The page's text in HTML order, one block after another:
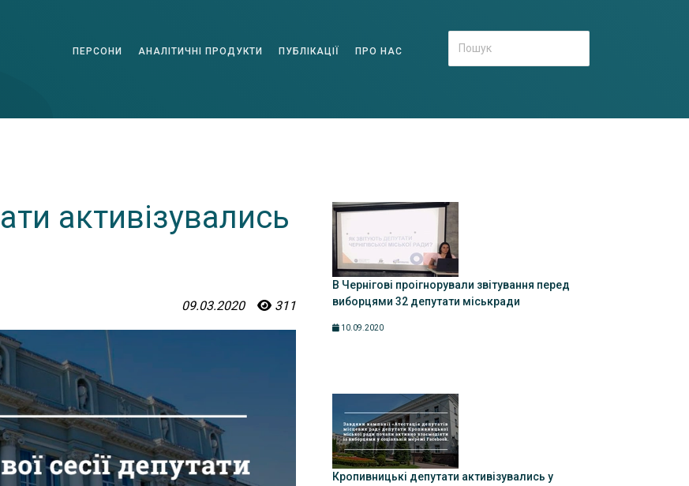
ПЕРСОНИ АНАЛІТИЧНІ ПРОДУКТИ ПУБЛІКАЦІЇ ПРО НАС
активізувались
09.03.2020 311
В Чернігові проігнорували звітування перед
виборцями 32 депутати міськради
10.09.2020
Кропивницькі депутати активізувались у